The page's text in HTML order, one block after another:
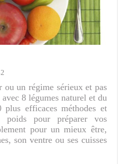
un régime sérieux et pas
8 légumes naturel et du
efficaces méthodes et
poids pour préparer vos
pour un mieux être,
son ventre ou ses cuisses